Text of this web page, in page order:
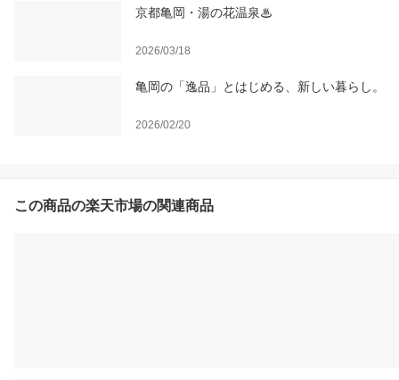
京都亀岡・湯の花温泉♨
2026/03/18
亀岡の「逸品」とはじめる、新しい暮らし。
2026/02/20
この商品の楽天市場の関連商品